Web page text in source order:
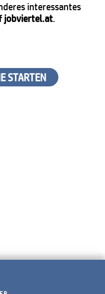
interessantes
jobviertel.at.
STARTEN